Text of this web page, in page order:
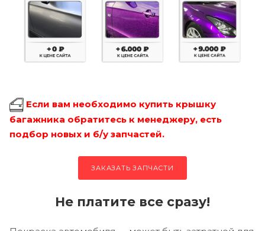
Если вам необходимо купить крышку
багажника обратитесь к менеджеру, есть
подбор новых и б/у запчастей.
ЗАКАЗАТЬ ЗАПЧАСТИ
Не платите все сразу!